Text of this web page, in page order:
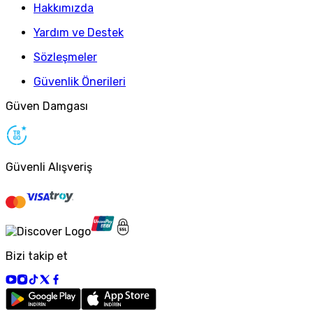
Hakkımızda
Yardım ve Destek
Sözleşmeler
Güvenlik Önerileri
Güven Damgası
Güvenli Alışveriş
Bizi takip et